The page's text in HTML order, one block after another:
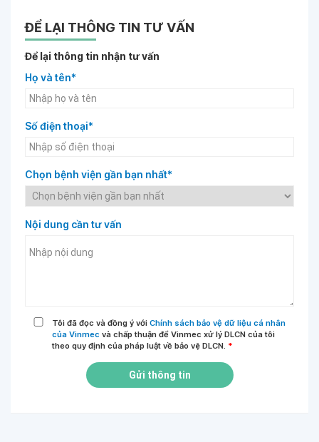
ĐỂ LẠI THÔNG TIN TƯ VẤN
Để lại thông tin nhận tư vấn
Họ và tên*
Số điện thoại*
Chọn bệnh viện gần bạn nhất*
Nội dung cần tư vấn
Tôi đã đọc và đồng ý với Chính sách bảo vệ dữ liệu cá nhân
của Vinmec và chấp thuận để Vinmec xử lý DLCN của tôi
theo quy định của pháp luật về bảo vệ DLCN. *
Gửi thông tin